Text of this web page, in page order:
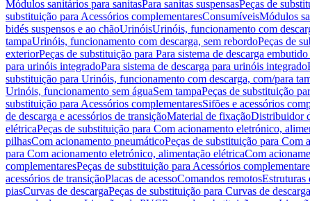
Módulos sanitários para sanitasPara sanitas suspensasPeças de
substituição para Acessórios complementaresConsumíveisMódulos
bidés suspensos e ao chãoUrinóisUrinóis, funcionamento com
tampaUrinóis, funcionamento com descarga, sem rebordoPeças de
exteriorPeças de substituição para Para sistema de descarga
para urinóis integradoPara sistema de descarga para urinóis integrado
substituição para Urinóis, funcionamento com descarga, com/para
Urinóis, funcionamento sem águaSem tampaPeças de substituição
substituição para Acessórios complementaresSifões e acessórios
de descarga e acessórios de transiçãoMaterial de fixaçãoDistribuidor
elétricaPeças de substituição para Com acionamento eletrónico,
pilhasCom acionamento pneumáticoPeças de substituição para Com
para Com acionamento eletrónico, alimentação elétricaCom
complementaresPeças de substituição para Acessórios
acessórios de transiçãoPlacas de acessoComandos remotosEstruturas
piasCurvas de descargaPeças de substituição para Curvas de descarga